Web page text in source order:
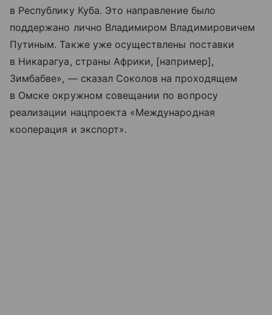
в Республику Куба. Это направление было
поддержано лично Владимиром Владимировичем
Путиным. Также уже осуществлены поставки
в Никарагуа, страны Африки, [например],
Зимбабве», — сказал Соколов на проходящем
в Омске окружном совещании по вопросу
реализации нацпроекта «Международная
кооперация и экспорт».